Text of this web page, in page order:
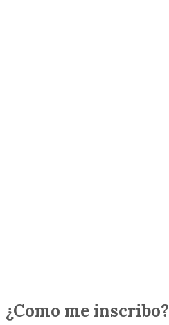
¿Como me inscribo?